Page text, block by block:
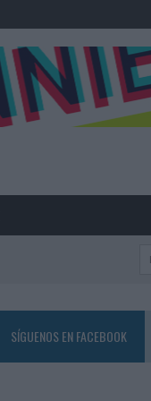
SÍGUENOS EN FACEBOOK